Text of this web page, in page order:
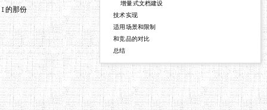
增量式文档建设
技术实现
适用场景和限制
和竞品的对比
总结
的那份